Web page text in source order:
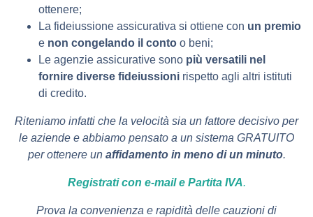
ottenere;
La fideiussione assicurativa si ottiene con un premio
e non congelando il conto o beni;
Le agenzie assicurative sono più versatili nel
fornire diverse fideiussioni rispetto agli altri istituti
di credito.
Riteniamo infatti che la velocità sia un fattore decisivo per
le aziende e abbiamo pensato a un sistema GRATUITO
per ottenere un affidamento in meno di un minuto.
Registrati con e-mail e Partita IVA.
Prova la convenienza e rapidità delle cauzioni di